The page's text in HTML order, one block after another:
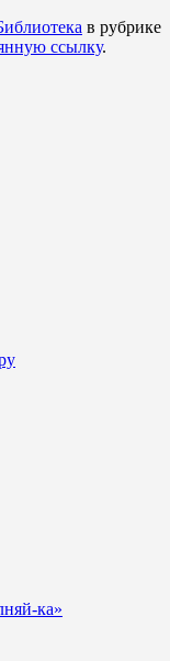
в рубрике
ссылку.
ка»